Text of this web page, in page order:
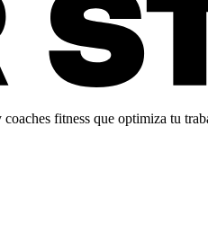
fitness que optimiza tu